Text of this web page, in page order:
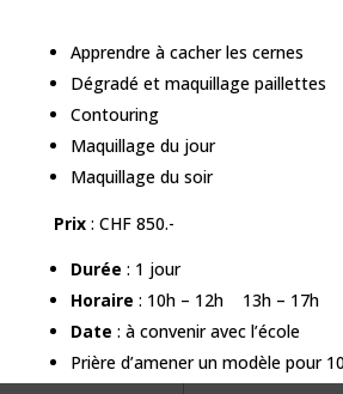
Apprendre à cacher les cernes
Dégradé et maquillage paillettes
Contouring
Maquillage du jour
Maquillage du soir
Prix: CHF 850.-
Durée : 1 jour
Horaire : 10h – 12h 13h – 17h
Date : à convenir avec l’école
Prière d’amener un modèle pour